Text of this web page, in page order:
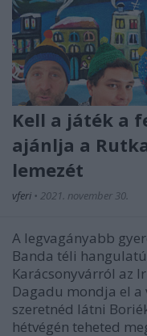
Kell a játék a
ajánlja a
lemezét
vferi • 2021. november 30.
A legvagányabb
Banda téli
Karácsonyvárról az
Dagadu mondja el a
szeretnéd látni
hétvégén teheted